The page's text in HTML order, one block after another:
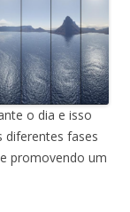
o dia e isso
diferentes fases
promovendo um